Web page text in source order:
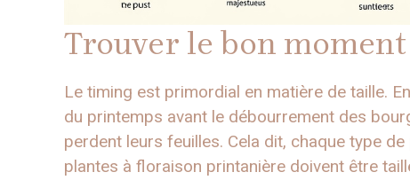
Trouver le bon
Le timing est primordial en matière de taille.
du printemps avant le débourrement des
perdent leurs feuilles. Cela dit, chaque type
plantes à floraison printanière doivent être